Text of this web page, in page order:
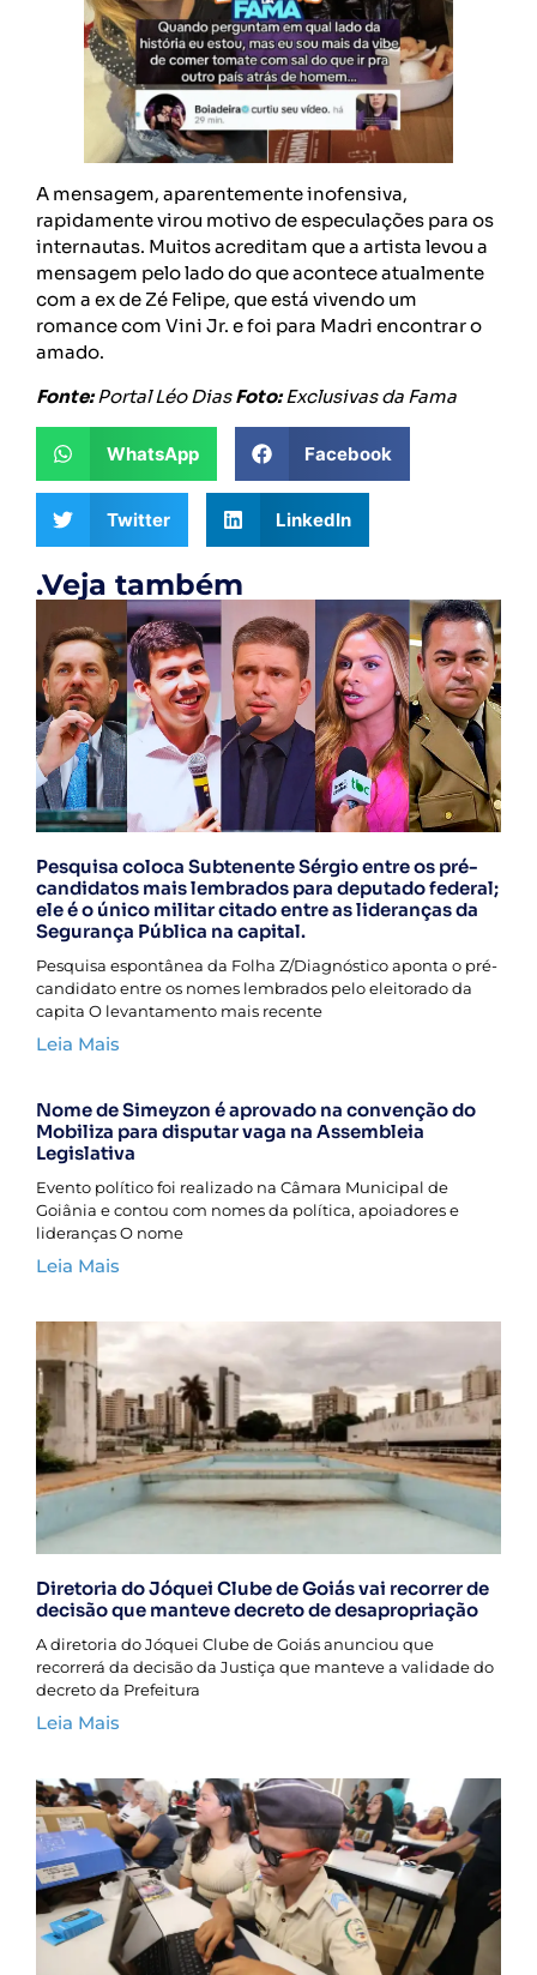
A mensagem, aparentemente inofensiva,
rapidamente virou motivo de especulações para os
internautas. Muitos acreditam que a artista levou a
mensagem pelo lado do que acontece atualmente
com a ex de Zé Felipe, que está vivendo um
romance com Vini Jr. e foi para Madri encontrar o
amado.
Fonte:Portal Léo DiasFoto:Exclusivas da Fama
WhatsApp Facebook
Twitter LinkedIn
.Veja também
Pesquisa coloca Subtenente Sérgio entre os pré-
candidatos mais lembrados para deputado federal;
ele é o único militar citado entre as lideranças da
Segurança Pública na capital.
Pesquisa espontânea da Folha Z/Diagnóstico aponta o pré-
candidato entre os nomes lembrados pelo eleitorado da
capita O levantamento mais recente
Leia Mais
Nome de Simeyzon é aprovado na convenção do
Mobiliza para disputar vaga na Assembleia
Legislativa
Evento político foi realizado na Câmara Municipal de
Goiânia e contou com nomes da política, apoiadores e
lideranças O nome
Leia Mais
Diretoria do Jóquei Clube de Goiás vai recorrer de
decisão que manteve decreto de desapropriação
A diretoria do Jóquei Clube de Goiás anunciou que
recorrerá da decisão da Justiça que manteve a validade do
decreto da Prefeitura
Leia Mais